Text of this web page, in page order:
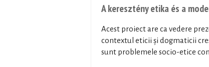
A keresztény etika és a
Acest proiect are ca vedere
contextul eticii și dogmaticii
sunt problemele socio-etice